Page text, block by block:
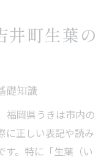
井町生葉の
礎知識
福岡県うきは市内の
に正しい表記や読み
す。特に「生葉（い